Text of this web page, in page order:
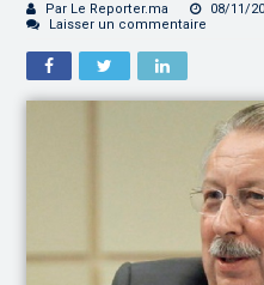
Par Le Reporter.ma 08/11/
Laisser un commentaire